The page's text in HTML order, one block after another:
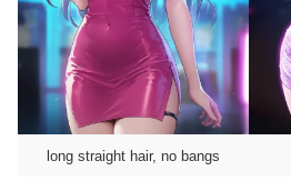
long straight hair, no bangs